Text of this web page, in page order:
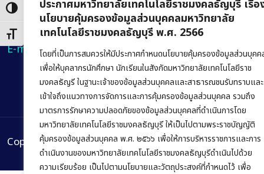
ประกาศมหาวิทยาลัยเทคโนโลยีราชมงคลธัญบุรี เรื่อ
นโยบายคุ้มครองข้อมูลส่วนบุคคลมหาวิทยาลัย
เทคโนโลยีราชมงคลธัญบุรี พ.ศ. 2566
โดยที่เป็นการสมควรให้มีประกาศกำหนดนโยบายคุ้มครองข้อมูลส่วนบุคค
เพื่อให้บุคลากรนักศึกษา นักเรียนในสังกัดมหาวิทยาลัยเทคโนโลยีราช
มงคลธัญรี ในฐานะเจ้าของข้อมูลส่วนบุคคลและสาธารณชนรับทราบและ
เข้าใจถึงแนวทางการจัดการและการคุ้มครองข้อมูลส่วนบุคคล รวมถึง
มาตรการรักษาความปลอดภัยของข้อมูลส่วนบุคคลที่ดำเนินการโดย
มหาวิทยาลัยเทคโนโลยีราชมงคลธัญบุรี ให้เป็นไปตามพระราชบัญญัติ
คุ้มครองข้อมูลส่วนบุคคล พ.ศ. ๒๕๖๖ เพื่อให้การบริหารราชการและการ
ดำเนินงานของมหาวิทยาลัยเทคโนโลยีราชมงคลธัญบุรีดำเนินไปด้วย
ความเรียบร้อย เป็นไปตามนโยบายและวัตถุประสงค์ที่กำหนดไว้ เพื่อ
Toggle High Contrast
Toggle Font size
Phone:+66 (0) 2549 3243,+66 (0) 2549 3241
E-mail:bus@rmutt.ac.th
Copyright © 2022 คณะบริหารธุรกิจ มหาวิทยาลัยเทคโนโลยี